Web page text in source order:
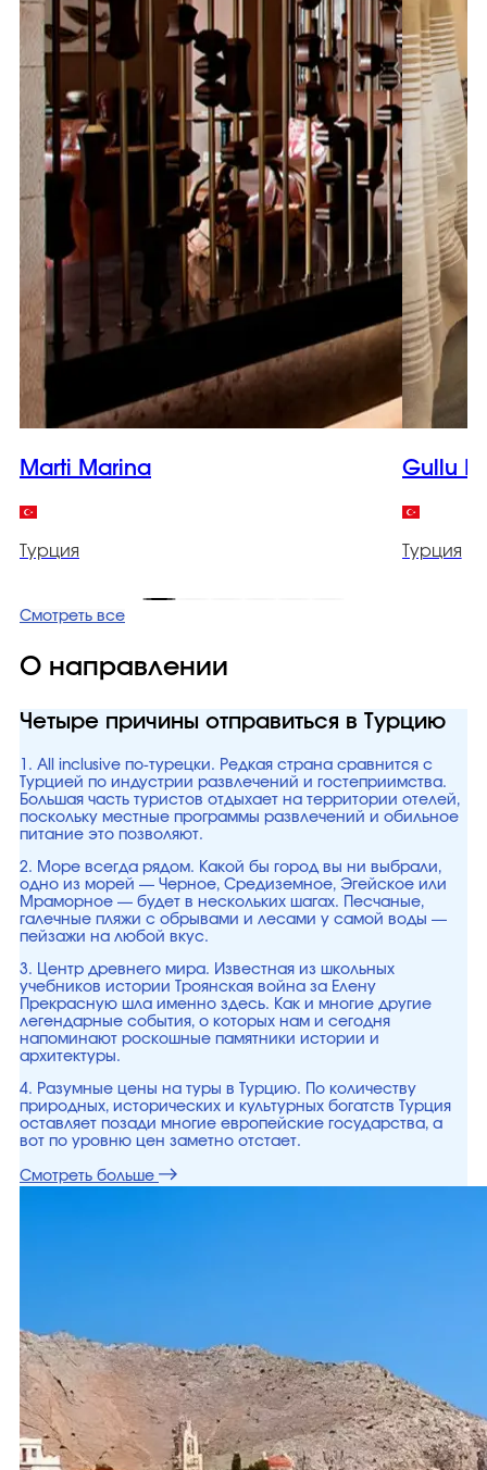
Marti Marina
Турция
Gullu
Турция
Смотреть все
О направлении
Четыре причины отправиться в Турцию
1. All inclusive по-турецки. Редкая страна сравнится с
Турцией по индустрии развлечений и гостеприимства.
Большая часть туристов отдыхает на территории отелей,
поскольку местные программы развлечений и обильное
питание это позволяют.
2. Море всегда рядом. Какой бы город вы ни выбрали,
одно из морей — Черное, Средиземное, Эгейское или
Мраморное — будет в нескольких шагах. Песчаные,
галечные пляжи с обрывами и лесами у самой воды —
пейзажи на любой вкус.
3. Центр древнего мира. Известная из школьных
учебников истории Троянская война за Елену
Прекрасную шла именно здесь. Как и многие другие
легендарные события, о которых нам и сегодня
напоминают роскошные памятники истории и
архитектуры.
4. Разумные цены на туры в Турцию. По количеству
природных, исторических и культурных богатств Турция
оставляет позади многие европейские государства, а
вот по уровню цен заметно отстает.
Смотреть больше